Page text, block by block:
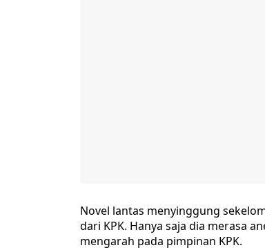
Novel lantas menyinggung
dari KPK. Hanya saja dia merasa
mengarah pada pimpinan KPK.